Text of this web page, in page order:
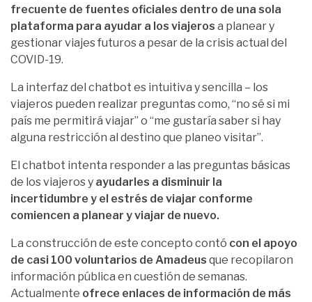
frecuente de fuentes oficiales dentro de una sola
plataforma para ayudar a los viajeros a planear y
gestionar viajes futuros a pesar de la crisis actual del
COVID-19.
La interfaz del chatbot es intuitiva y sencilla – los
viajeros pueden realizar preguntas como, “no sé si mi
país me permitirá viajar” o “me gustaría saber si hay
alguna restricción al destino que planeo visitar”.
El chatbot intenta responder a las preguntas básicas
de los viajeros y ayudarles a disminuir la
incertidumbre y el estrés de viajar conforme
comiencen a planear y viajar de nuevo.
La construcción de este concepto contó con el apoyo
de casi 100 voluntarios de Amadeus que recopilaron
información pública en cuestión de semanas.
Actualmente ofrece enlaces de información de más